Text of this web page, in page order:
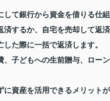
て銀行から資金を借りる仕組
するか、自宅を売却して返済
た際に一括で返済します。
子どもへの生前贈与、ロー
資産を活用できるメリット